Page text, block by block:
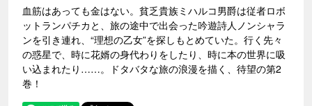
血筋はあっても金はない。貧乏貴族ミハルコ男爵は従者ロボ
ットランパチカと、旅の途中で出会った吟遊詩人ノンシャラ
ンを引き連れ、“理想の乙女”を探しもとめていた。行く先々
の惑星で、時に花婿の身代わりをしたり、時に本の世界に吸
い込まれたり……。ドタバタな旅の浪漫を描く、待望の第2
巻！